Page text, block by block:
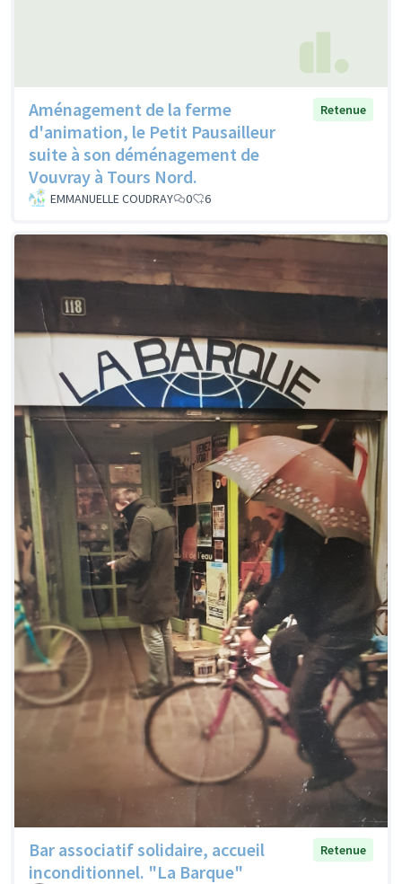
Aménagement de la ferme
d'animation, le Petit Pausailleur
suite à son déménagement de
Vouvray à Tours Nord.
Retenue
EMMANUELLE COUDRAY 0 6
Bar associatif solidaire, accueil
inconditionnel. "La Barque"
Retenue